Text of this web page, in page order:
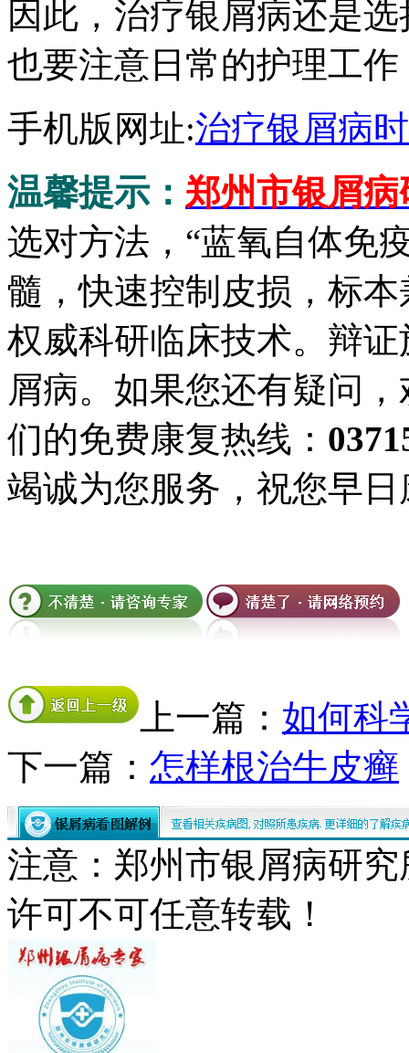
因此，治疗银屑病还是
也要注意日常的护理工
手机版网址:治疗银屑病
温馨提示： 郑州市银屑病
选对方法，“蓝氧自体免
髓，快速控制皮损，标
权威科研临床技术。辩
屑病。如果您还有疑问
们的免费康复热线：
竭诚为您服务，祝您早日
上一篇： 如何科
下一篇： 怎样根治牛皮癣
注意：郑州市银屑病研
许可不可任意转载！